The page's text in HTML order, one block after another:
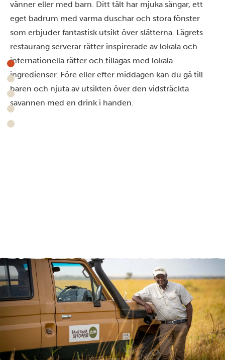
vänner eller med barn. Ditt tält har mjuka sängar, ett
eget badrum med varma duschar och stora fönster
som erbjuder fantastisk utsikt över slätterna. Lägrets
restaurang serverar rätter inspirerade av lokala och
internationella rätter och tillagas med lokala
ingredienser. Före eller efter middagen kan du gå till
baren och njuta av utsikten över den vidsträckta
savannen med en drink i handen.